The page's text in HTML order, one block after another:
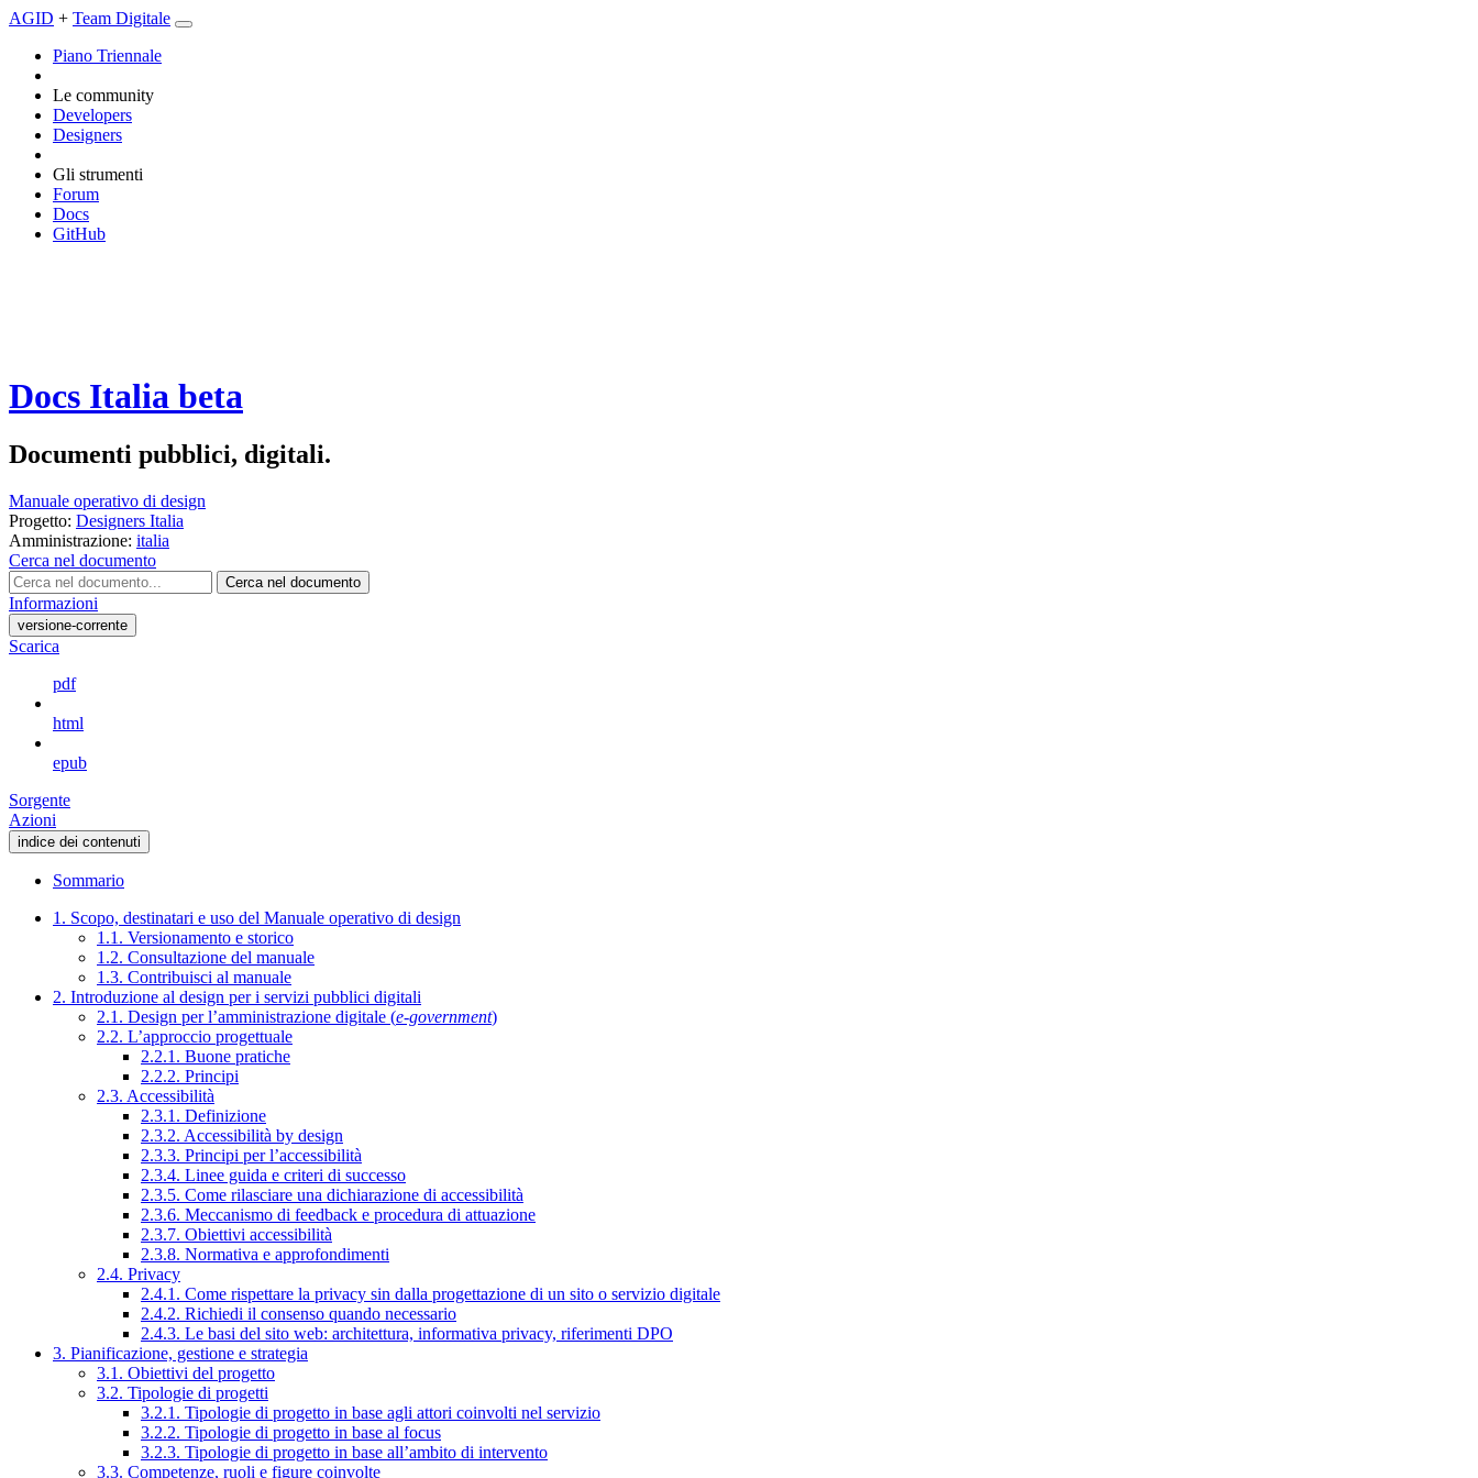
AGID + Team Digitale
Piano Triennale
Le community
Developers
Designers
Gli strumenti
Forum
Docs
GitHub
Docs Italia beta
Documenti pubblici, digitali.
Manuale operativo di design
Progetto: Designers Italia
Amministrazione: italia
Cerca nel documento
Cerca nel documento
Informazioni
versione-corrente
Scarica
pdf
html
epub
Sorgente
Azioni
indice dei contenuti
Sommario
1. Scopo, destinatari e uso del Manuale operativo di design
1.1. Versionamento e storico
1.2. Consultazione del manuale
1.3. Contribuisci al manuale
2. Introduzione al design per i servizi pubblici digitali
2.1. Design per l’amministrazione digitale (e-government)
2.2. L’approccio progettuale
2.2.1. Buone pratiche
2.2.2. Principi
2.3. Accessibilità
2.3.1. Definizione
2.3.2. Accessibilità by design
2.3.3. Principi per l’accessibilità
2.3.4. Linee guida e criteri di successo
2.3.5. Come rilasciare una dichiarazione di accessibilità
2.3.6. Meccanismo di feedback e procedura di attuazione
2.3.7. Obiettivi accessibilità
2.3.8. Normativa e approfondimenti
2.4. Privacy
2.4.1. Come rispettare la privacy sin dalla progettazione di un sito o servizio digitale
2.4.2. Richiedi il consenso quando necessario
2.4.3. Le basi del sito web: architettura, informativa privacy, riferimenti DPO
3. Pianificazione, gestione e strategia
3.1. Obiettivi del progetto
3.2. Tipologie di progetti
3.2.1. Tipologie di progetto in base agli attori coinvolti nel servizio
3.2.2. Tipologie di progetto in base al focus
3.2.3. Tipologie di progetto in base all’ambito di intervento
3.3. Competenze, ruoli e figure coinvolte